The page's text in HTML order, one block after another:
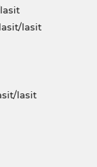
lasit
lasit